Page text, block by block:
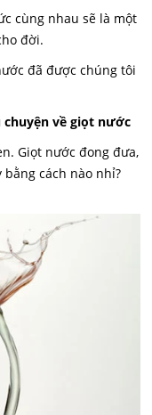
cùng nhau sẽ là một
đời.
đã được chúng tôi
chuyện về giọt nước
Giọt nước đong đưa,
cách nào nhỉ?